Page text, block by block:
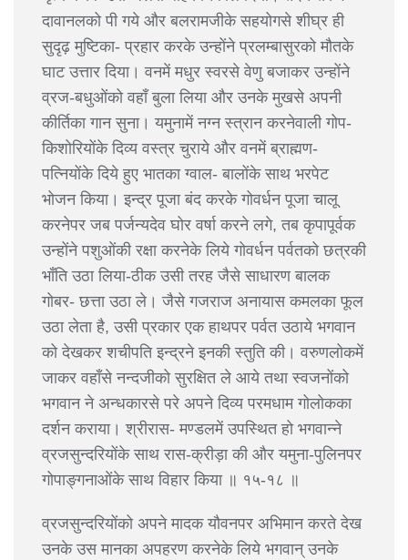
दावानलको पी गये और बलरामजीके सहयोगसे शीघ्र ही
सुदृढ़ मुष्टिका- प्रहार करके उन्होंने प्रलम्बासुरको मौतके
घाट उत्तार दिया। वनमें मधुर स्वरसे वेणु बजाकर उन्होंने
व्रज-बधुओंको वहाँ बुला लिया और उनके मुखसे अपनी
कीर्तिका गान सुना। यमुनामें नग्न स्त्रान करनेवाली गोप-
किशोरियोंके दिव्य वस्त्र चुराये और वनमें ब्राह्मण-
पत्नियोंके दिये हुए भातका ग्वाल- बालोंके साथ भरपेट
भोजन किया। इन्द्र पूजा बंद करके गोवर्धन पूजा चालू
करनेपर जब पर्जन्यदेव घोर वर्षा करने लगे, तब कृपापूर्वक
उन्होंने पशुओंकी रक्षा करनेके लिये गोवर्धन पर्वतको छत्रकी
भाँति उठा लिया-ठीक उसी तरह जैसे साधारण बालक
गोबर- छत्ता उठा ले। जैसे गजराज अनायास कमलका फूल
उठा लेता है, उसी प्रकार एक हाथपर पर्वत उठाये भगवान
को देखकर शचीपति इन्द्रने इनकी स्तुति की। वरुणलोकमें
जाकर वहाँसे नन्दजीको सुरक्षित ले आये तथा स्वजनोंको
भगवान ने अन्धकारसे परे अपने दिव्य परमधाम गोलोकका
दर्शन कराया। श्रीरास- मण्डलमें उपस्थित हो भगवान्ने
व्रजसुन्दरियोंके साथ रास-क्रीड़ा की और यमुना-पुलिनपर
गोपाङ्गनाओंके साथ विहार किया ॥ १५-१८ ॥
व्रजसुन्दरियोंको अपने मादक यौवनपर अभिमान करते देख
उनके उस मानका अपहरण करनेके लिये भगवान् उनके